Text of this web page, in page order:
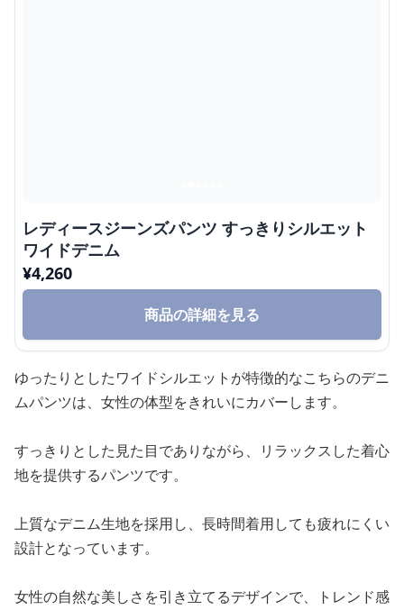
レディースジーンズパンツ すっきりシルエット
ワイドデニム
¥4,260
商品の詳細を見る
ゆったりとしたワイドシルエットが特徴的なこちらのデニ
ムパンツは、女性の体型をきれいにカバーします。
すっきりとした見た目でありながら、リラックスした着心
地を提供するパンツです。
上質なデニム生地を採用し、長時間着用しても疲れにくい
設計となっています。
女性の自然な美しさを引き立てるデザインで、トレンド感